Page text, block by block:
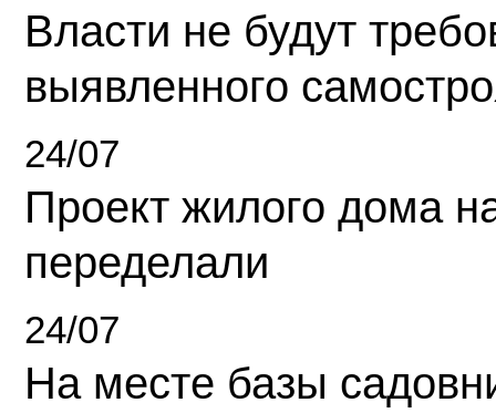
Власти не будут
выявленного
24/07
Проект жилого дома
переделали
24/07
На месте базы